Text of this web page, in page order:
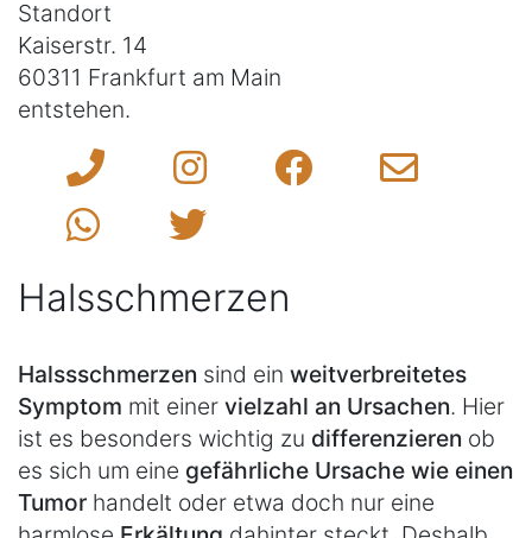
Standort
Kaiserstr. 14
60311 Frankfurt am Main
entstehen.
Halsschmerzen
Halssschmerzen sind ein weitverbreitetes
Symptom mit einer vielzahl an Ursachen. Hier
ist es besonders wichtig zu differenzieren ob
es sich um eine gefährliche Ursache wie einen
Tumor handelt oder etwa doch nur eine